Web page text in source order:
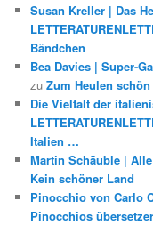
Susan Kreller | Das
Bändchen
Bea Davies | Super-
zuZum Heulen schön
Die Vielfalt der
Italien …
Martin Schäuble |
Kein schöner Land
Pinocchio von Carlo
Pinocchios